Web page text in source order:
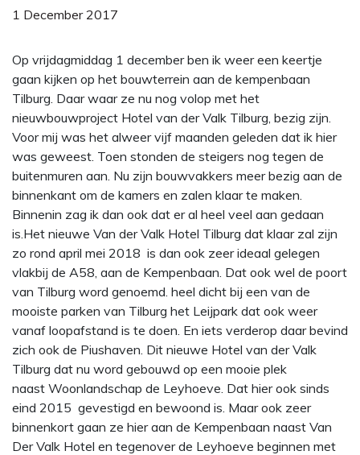
1 December 2017
Op vrijdagmiddag 1 december ben ik weer een keertje
gaan kijken op het bouwterrein aan de kempenbaan
Tilburg. Daar waar ze nu nog volop met het
nieuwbouwproject Hotel van der Valk Tilburg, bezig zijn.
Voor mij was het alweer vijf maanden geleden dat ik hier
was geweest. Toen stonden de steigers nog tegen de
buitenmuren aan. Nu zijn bouwvakkers meer bezig aan de
binnenkant om de kamers en zalen klaar te maken.
Binnenin zag ik dan ook dat er al heel veel aan gedaan
is.Het nieuwe Van der Valk Hotel Tilburg dat klaar zal zijn
zo rond april mei 2018 is dan ook zeer ideaal gelegen
vlakbij de A58, aan de Kempenbaan. Dat ook wel de poort
van Tilburg word genoemd. heel dicht bij een van de
mooiste parken van Tilburg het Leijpark dat ook weer
vanaf loopafstand is te doen. En iets verderop daar bevind
zich ook de Piushaven. Dit nieuwe Hotel van der Valk
Tilburg dat nu word gebouwd op een mooie plek
naast Woonlandschap de Leyhoeve. Dat hier ook sinds
eind 2015 gevestigd en bewoond is. Maar ook zeer
binnenkort gaan ze hier aan de Kempenbaan naast Van
Der Valk Hotel en tegenover de Leyhoeve beginnen met